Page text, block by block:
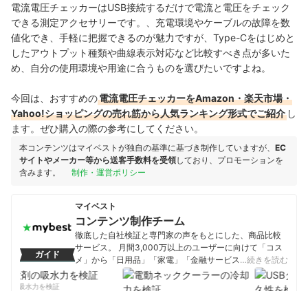
電流電圧チェッカーはUSB接続するだけで電流と電圧をチェック
できる測定アクセサリーです。、充電環境やケーブルの故障を数
値化でき、手軽に把握できるのが魅力ですが、Type-Cをはじめと
したアウトプット種類や曲線表示対応など比較すべき点が多いた
め、自分の使用環境や用途に合うものを選びたいですよね。
今回は、おすすめの電流電圧チェッカーをAmazon・楽天市場・
Yahoo!ショッピングの売れ筋から人気ランキング形式でご紹介 し
ます。ぜひ購入の際の参考にしてください。
本コンテンツはマイベストが独自の基準に基づき制作していますが、 EC
サイトやメーカー等から送客手数料を受領しており、プロモーションを
含みます。
制作・運営ポリシー
ガイド
マイベスト
コンテンツ制作チーム
徹底した自社検証と専門家の声をもとにした、商品比較
サービス。 月間3,000万以上のユーザーに向けて「コス
メ」から「日用品」「家電」「金融サービス」まで、ベ
ストな商品を選んでもらうために、毎日コンテンツを制
…続きを読む
の吸水力を検証